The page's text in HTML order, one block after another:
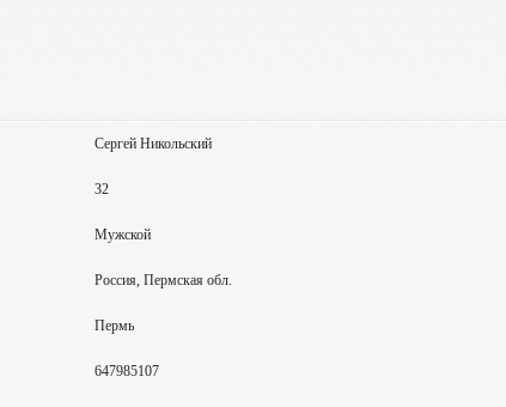
Сергей Никольский
32
Мужской
Россия, Пермская обл.
Пермь
647985107